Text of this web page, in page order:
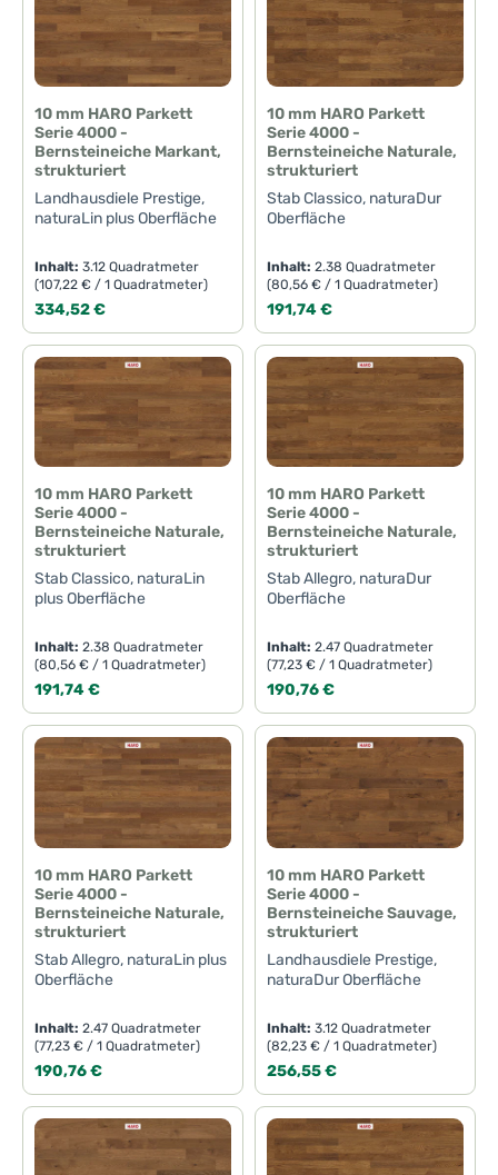
10 mm HARO Parkett
Serie 4000 -
Bernsteineiche Markant,
strukturiert
Landhausdiele Prestige,
naturaLin plus Oberfläche
Inhalt:3.12 Quadratmeter
(107,22 € / 1 Quadratmeter)
Regulärer Preis:
334,52 €
10 mm HARO Parkett
Serie 4000 -
Bernsteineiche Naturale,
strukturiert
Stab Classico, naturaDur
Oberfläche
Inhalt:2.38 Quadratmeter
(80,56 € / 1 Quadratmeter)
Regulärer Preis:
191,74 €
10 mm HARO Parkett
Serie 4000 -
Bernsteineiche Naturale,
strukturiert
Stab Classico, naturaLin
plus Oberfläche
Inhalt:2.38 Quadratmeter
(80,56 € / 1 Quadratmeter)
Regulärer Preis:
191,74 €
10 mm HARO Parkett
Serie 4000 -
Bernsteineiche Naturale,
strukturiert
Stab Allegro, naturaDur
Oberfläche
Inhalt:2.47 Quadratmeter
(77,23 € / 1 Quadratmeter)
Regulärer Preis:
190,76 €
10 mm HARO Parkett
Serie 4000 -
Bernsteineiche Naturale,
strukturiert
Stab Allegro, naturaLin plus
Oberfläche
Inhalt:2.47 Quadratmeter
(77,23 € / 1 Quadratmeter)
Regulärer Preis:
190,76 €
10 mm HARO Parkett
Serie 4000 -
Bernsteineiche Sauvage,
strukturiert
Landhausdiele Prestige,
naturaDur Oberfläche
Inhalt:3.12 Quadratmeter
(82,23 € / 1 Quadratmeter)
Regulärer Preis:
256,55 €